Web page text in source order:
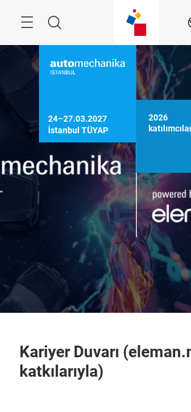
Arama
24–27.03.2027
İstanbul TÜYAP
2026
Kariyer Duvarı
katkılarıyla)